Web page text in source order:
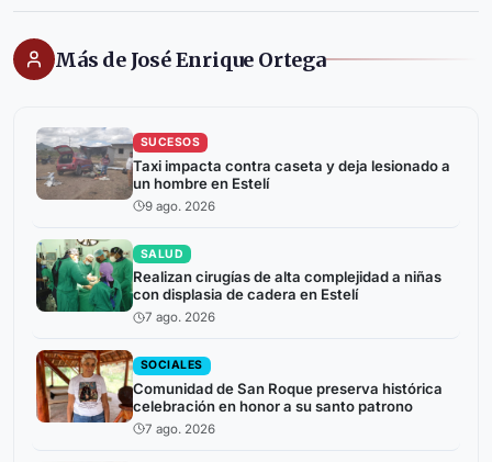
Más de José Enrique Ortega
SUCESOS
Taxi impacta contra caseta y deja lesionado a
un hombre en Estelí
9 ago. 2026
SALUD
Realizan cirugías de alta complejidad a niñas
con displasia de cadera en Estelí
7 ago. 2026
SOCIALES
Comunidad de San Roque preserva histórica
celebración en honor a su santo patrono
7 ago. 2026